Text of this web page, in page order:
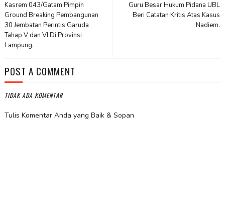
Guru Besar Hukum Pidana UBL
Beri Catatan Kritis Atas Kasus
Nadiem.
Kasrem 043/Gatam Pimpin
Ground Breaking Pembangunan
30 Jembatan Perintis Garuda
Tahap V dan VI Di Provinsi
Lampung.
POST A COMMENT
TIDAK ADA KOMENTAR
Tulis Komentar Anda yang Baik & Sopan